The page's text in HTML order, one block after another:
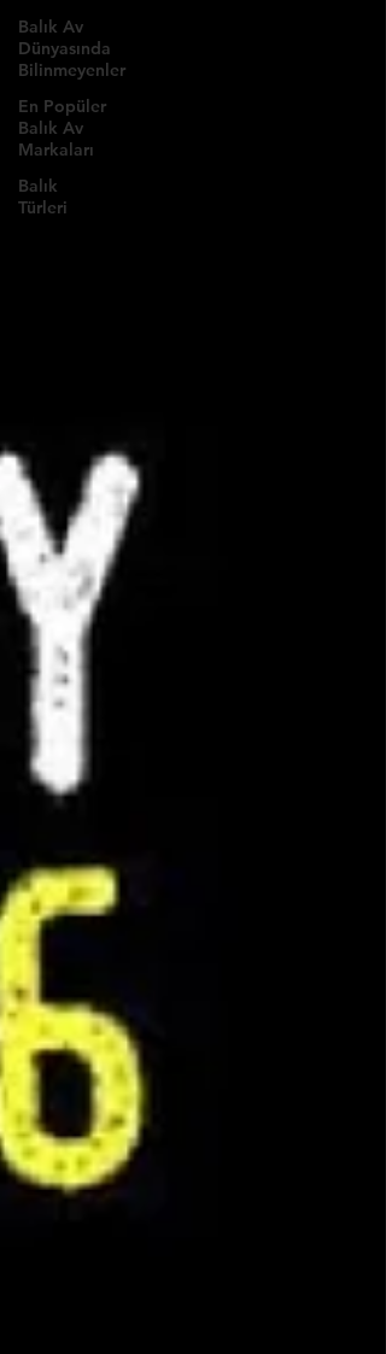
Balık Av
Dünyasında
Bilinmeyenler
En Popüler
Balık Av
Markaları
Balık
Türleri